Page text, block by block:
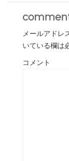
メールアドレ
いている欄は
コメント